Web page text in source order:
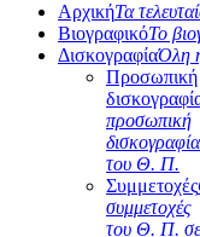
ΑρχικήΤα
ΒιογραφικόΤο
ΔισκογραφίαΌλη
Προσωπική
προσωπική
δισκογραφία
του Θ. Π.
Συμμετοχές
συμμετοχές
του Θ. Π. σε